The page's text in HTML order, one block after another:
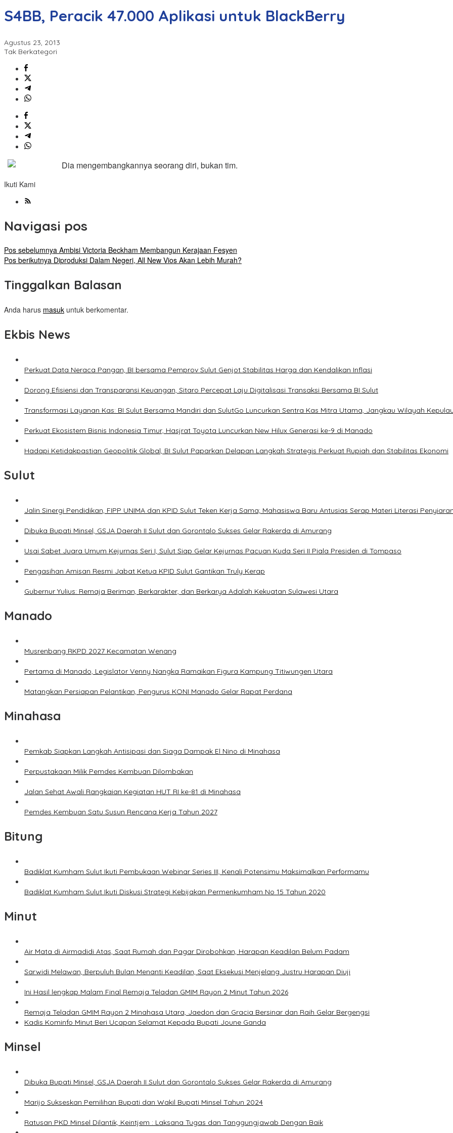
S4BB, Peracik 47.000 Aplikasi untuk BlackBerry
Agustus 23, 2013
Tak Berkategori
Dia mengembangkannya seorang diri, bukan tim.
Ikuti Kami
Navigasi pos
Pos sebelumnya Ambisi Victoria Beckham Membangun Kerajaan Fesyen
Pos berikutnya Diproduksi Dalam Negeri, All New Vios Akan Lebih Murah?
Tinggalkan Balasan
Anda harus masuk untuk berkomentar.
Ekbis News
Perkuat Data Neraca Pangan, BI bersama Pemprov Sulut Genjot Stabilitas Harga dan Kendalikan Inflasi
Dorong Efisiensi dan Transparansi Keuangan, Sitaro Percepat Laju Digitalisasi Transaksi Bersama BI Sulut
Transformasi Layanan Kas: BI Sulut Bersama Mandiri dan SulutGo Luncurkan Sentra Kas Mitra Utama, Jangkau Wilayah
Perkuat Ekosistem Bisnis Indonesia Timur, Hasjrat Toyota Luncurkan New Hilux Generasi ke-9 di Manado
Hadapi Ketidakpastian Geopolitik Global, BI Sulut Paparkan Delapan Langkah Strategis Perkuat Rupiah dan Stabilitas Ekonomi
Sulut
Jalin Sinergi Pendidikan, FIPP UNIMA dan KPID Sulut Teken Kerja Sama; Mahasiswa Baru Antusias Serap Materi Literasi
Dibuka Bupati Minsel, GSJA Daerah II Sulut dan Gorontalo Sukses Gelar Rakerda di Amurang
Usai Sabet Juara Umum Kejurnas Seri I, Sulut Siap Gelar Kejurnas Pacuan Kuda Seri II Piala Presiden di Tompaso
Pengasihan Amisan Resmi Jabat Ketua KPID Sulut Gantikan Truly Kerap
Gubernur Yulius: Remaja Beriman, Berkarakter, dan Berkarya Adalah Kekuatan Sulawesi Utara
Manado
Musrenbang RKPD 2027 Kecamatan Wenang
Pertama di Manado, Legislator Venny Nangka Ramaikan Figura Kampung Titiwungen Utara
Matangkan Persiapan Pelantikan, Pengurus KONI Manado Gelar Rapat Perdana
Minahasa
Pemkab Siapkan Langkah Antisipasi dan Siaga Dampak El Nino di Minahasa
Perpustakaan Milik Pemdes Kembuan Dilombakan
Jalan Sehat Awali Rangkaian Kegiatan HUT RI ke-81 di Minahasa
Pemdes Kembuan Satu Susun Rencana Kerja Tahun 2027
Bitung
Badiklat Kumham Sulut Ikuti Pembukaan Webinar Series III, Kenali Potensimu Maksimalkan Performamu
Badiklat Kumham Sulut Ikuti Diskusi Strategi Kebijakan Permenkumham No 15 Tahun 2020
Minut
Air Mata di Airmadidi Atas, Saat Rumah dan Pagar Dirobohkan, Harapan Keadilan Belum Padam
Sarwidi Melawan, Berpuluh Bulan Menanti Keadilan, Saat Eksekusi Menjelang Justru Harapan Diuji
Ini Hasil lengkap Malam Final Remaja Teladan GMIM Rayon 2 Minut Tahun 2026
Remaja Teladan GMIM Rayon 2 Minahasa Utara, Jaedon dan Gracia Bersinar dan Raih Gelar Bergengsi
Kadis Kominfo Minut Beri Ucapan Selamat Kepada Bupati Joune Ganda
Minsel
Dibuka Bupati Minsel, GSJA Daerah II Sulut dan Gorontalo Sukses Gelar Rakerda di Amurang
Marijo Sukseskan Pemilihan Bupati dan Wakil Bupati Minsel Tahun 2024
Ratusan PKD Minsel Dilantik, Keintjem : Laksana Tugas dan Tanggungjawab Dengan Baik